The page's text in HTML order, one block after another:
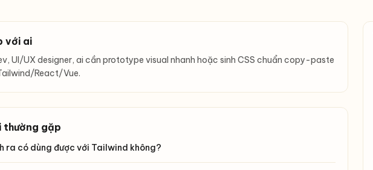
với ai
UI/UX designer, ai cần prototype visual nhanh hoặc sinh CSS chuẩn copy-paste
React/Vue.
thường gặp
ra có dùng được với Tailwind không?